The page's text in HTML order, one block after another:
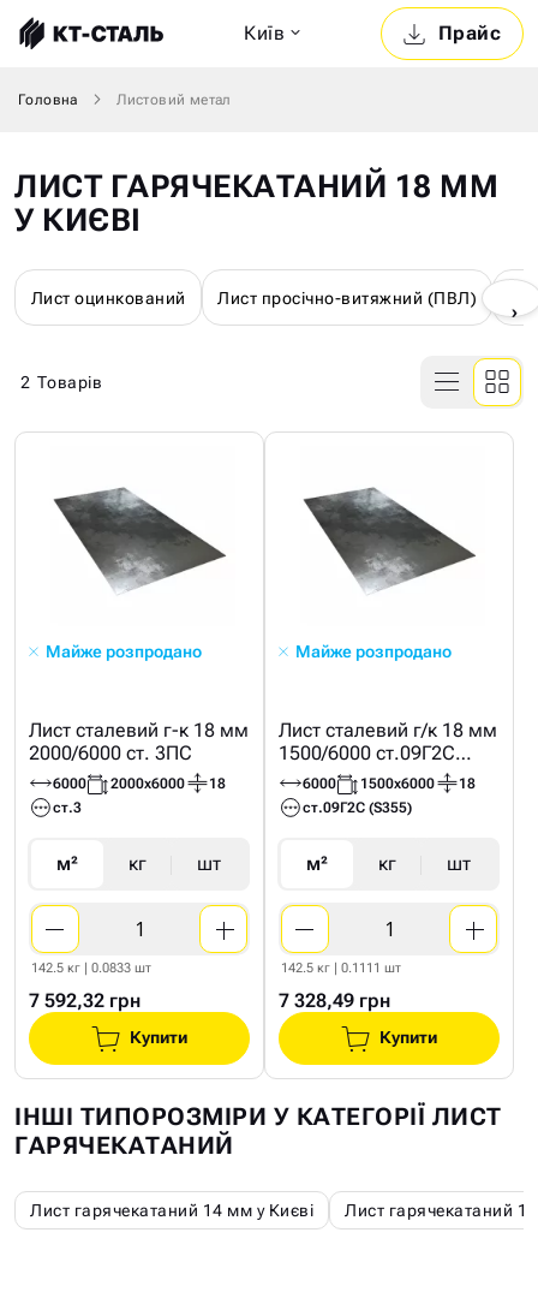
Прайс
Київ
Головна Листовий метал
ЛИСТ ГАРЯЧЕКАТАНИЙ 18 ММ
У КИЄВІ
Лист оцинкований Лист просічно-витяжний (ПВЛ)
›
2 Товарів
Майже розпродано
Лист сталевий г-к 18 мм
2000/6000 ст. 3ПС
6000 2000х6000
18
ст.3
м² кг шт
142.5 кг | 0.0833 шт
7 592,32 грн
Купити
Майже розпродано
Лист сталевий г/к 18 мм
1500/6000 ст.09Г2С
(S355)
6000 1500х6000
18
ст.09Г2С (S355)
м² кг шт
142.5 кг | 0.1111 шт
7 328,49 грн
Купити
ІНШІ ТИПОРОЗМІРИ У КАТЕГОРІЇ ЛИСТ
ГАРЯЧЕКАТАНИЙ
Лист гарячекатаний 14 мм у Києві Лист гарячекатаний